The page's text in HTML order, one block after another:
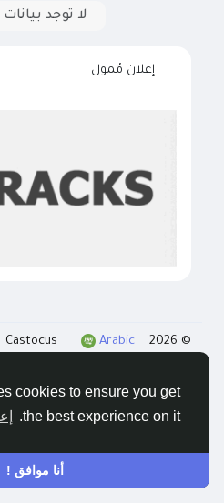
cookies to ensure you get
the best experience on it.
أنا موافق !
لا توجد
إعلان مُمول
© 2026 Castocus
Arabic